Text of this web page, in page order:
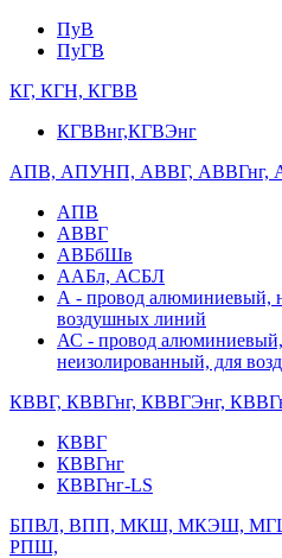
ПуВ
ПуГВ
КГ, КГН, КГВВ
КГВВнг,КГВЭнг
АПВ, АПУНП, АВВГ, АВВГнг,
АПВ
АВВГ
АВБбШв
ААБл, АСБЛ
А - провод алюминиевый,
воздушных линий
АС - провод алюминиевый,
неизолированный, для
КВВГ, КВВГнг, КВВГЭнг,
КВВГ
КВВГнг
КВВГнг-LS
БПВЛ, ВПП, МКШ, МКЭШ,
РПШ,